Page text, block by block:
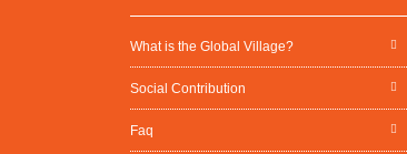
What is the Global Village?
Social Contribution
Faq